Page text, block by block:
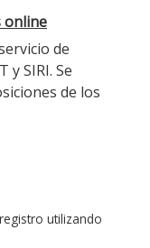
online
de
y SIRI. Se
de los
utilizando